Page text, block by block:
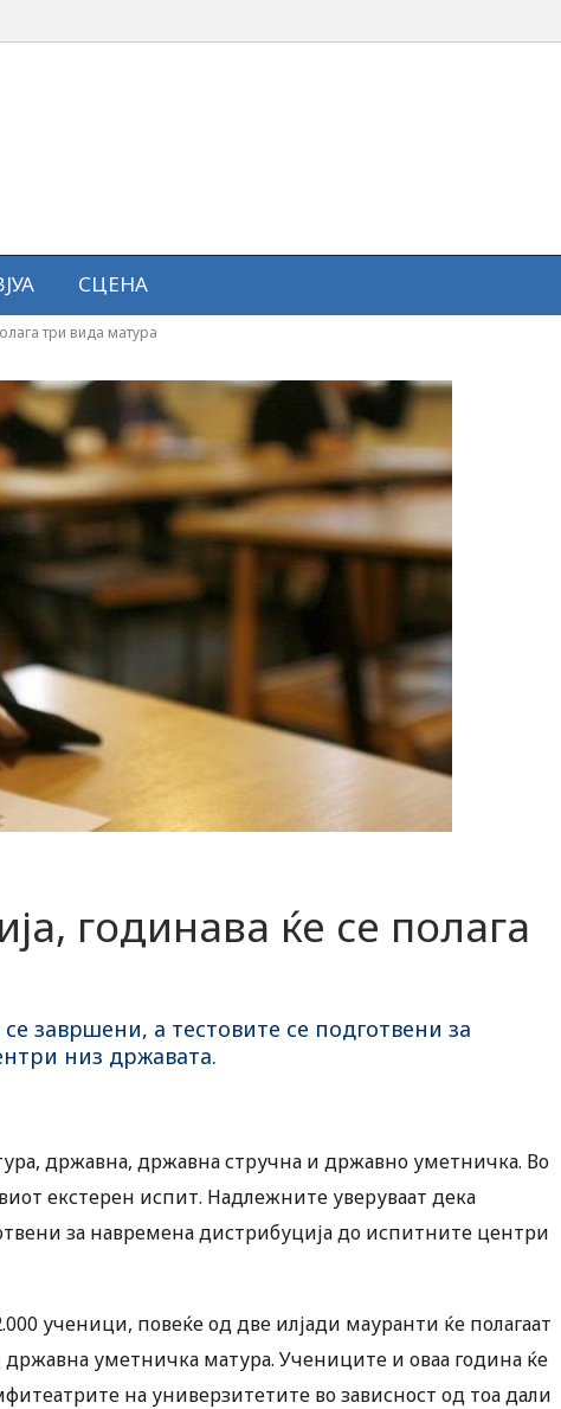
СЦЕНА
три вида матура
годинава ќе се полага
завршени, а тестовите се подготвени за
низ државата.
државна, државна стручна и државно уметничка. Во
екстерен испит. Надлежните уверуваат дека
за навремена дистрибуција до испитните центри
ученици, повеќе од две илјади мауранти ќе полагаат
уметничка матура. Учениците и оваа година ќе
на универзитетите во зависност од тоа дали